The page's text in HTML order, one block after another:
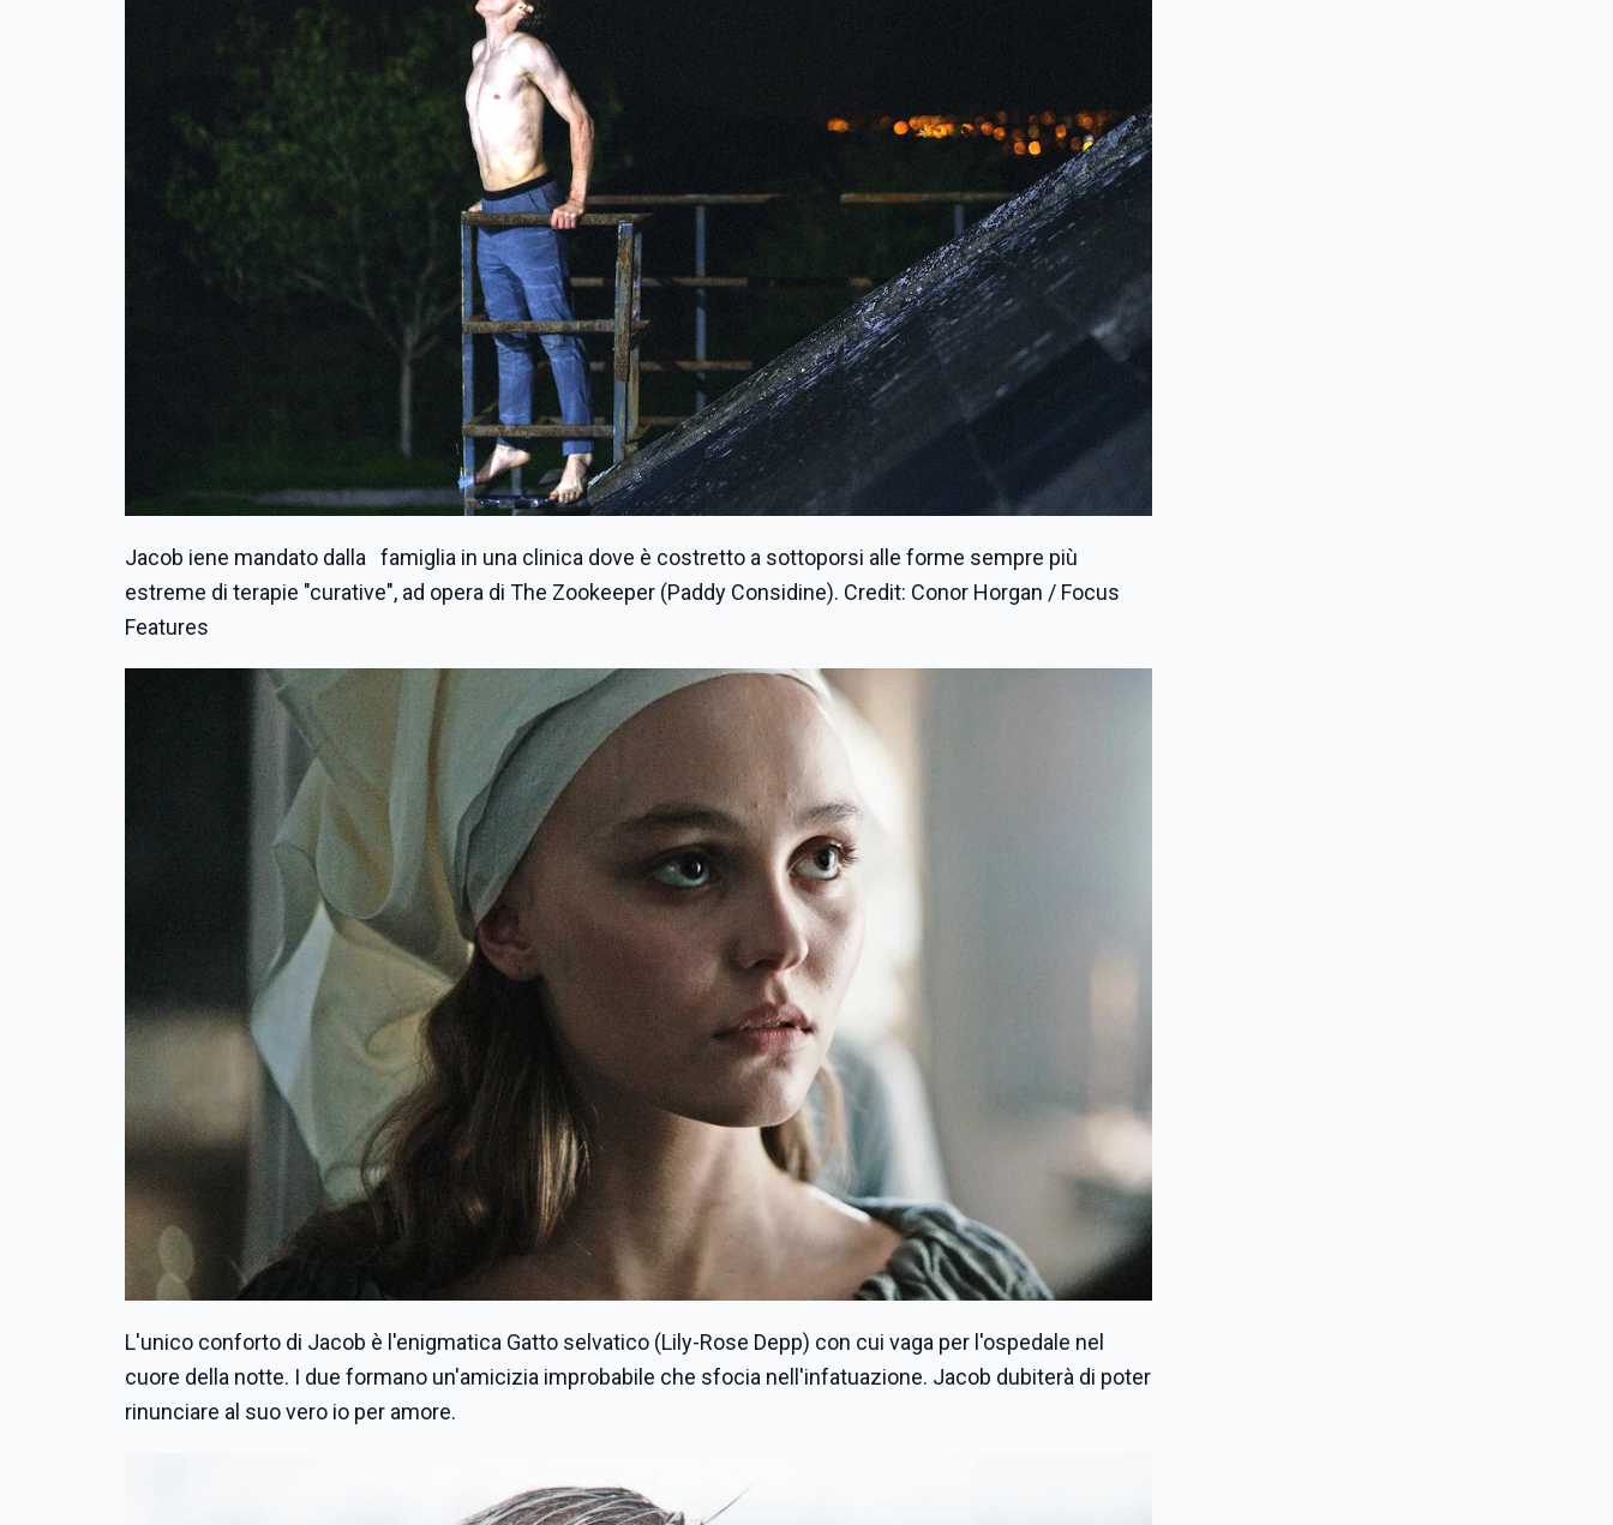
Jacob iene mandato dalla famiglia in una clinica dove è costretto a sottoporsi alle forme sempre più
estreme di terapie "curative", ad opera di The Zookeeper (Paddy Considine). Credit: Conor Horgan / Focus
Features
L'unico conforto di Jacob è l'enigmatica Gatto selvatico (Lily-Rose Depp) con cui vaga per l'ospedale nel
cuore della notte. I due formano un'amicizia improbabile che sfocia nell'infatuazione. Jacob dubiterà di poter
rinunciare al suo vero io per amore.